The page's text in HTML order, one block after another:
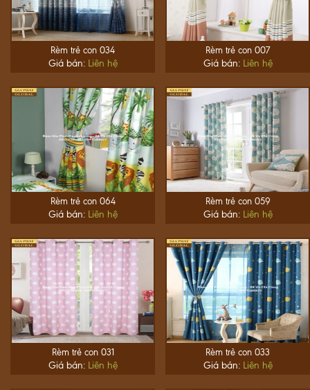
Rèm trẻ con 034
Giá bán: Liên hệ
Rèm trẻ con 007
Giá bán: Liên hệ
Rèm trẻ con 064
Giá bán: Liên hệ
Rèm trẻ con 059
Giá bán: Liên hệ
Rèm trẻ con 031
Giá bán: Liên hệ
Rèm trẻ con 033
Giá bán: Liên hệ